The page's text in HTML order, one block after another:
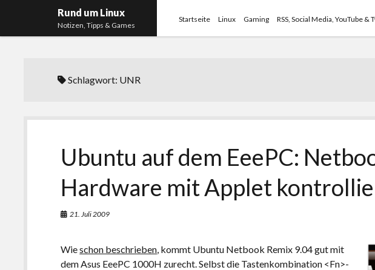
Rund um Linux
Notizen, Tipps & Games
Startseite Linux Gaming RSS, Social Media, YouTube &
Schlagwort: UNR
Ubuntu auf dem EeePC:
Hardware mit Applet
21. Juli 2009
Wieschon beschrieben, kommt Ubuntu Netbook Remix 9.04 gut mit
dem Asus EeePC 1000H zurecht. Selbst die Tastenkombination <Fn>-